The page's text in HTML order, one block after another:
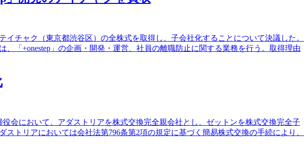
チャク（東京都渋谷区）の全株式を取得し、子会社化することについて決議した。
「+onestep」の企画・開発・運営、社員の離職防止に関する業務を行う。取得理由
会において、アダストリアを株式交換完全親会社とし、ゼットンを株式交換完全子
トリアにおいては会社法第796条第2項の規定に基づく簡易株式交換の手続により、